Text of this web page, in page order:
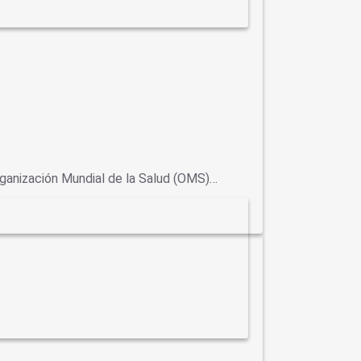
Mundial de la Salud (OMS)…